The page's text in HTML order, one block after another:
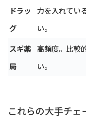
ドラッ
グ
力を入れてい
い。
スギ薬
局
高頻度。比較
い。
これらの大手チ